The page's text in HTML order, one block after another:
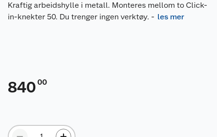
Kraftig arbeidshylle i metall. Monteres mellom to Click-
in-knekter 50. Du trenger ingen verktøy. - les mer
840 00